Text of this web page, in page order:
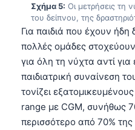
Σχήμα 5: Οι μετρήσεις τη
του δείπνου, της
Για παιδιά που έχουν ήδη
πολλές ομάδες
για όλη τη νύχτα αντί
παιδιατρική συναίνεση
τονίζει
range με CGM, συνήθως
περισσότερο από 70%